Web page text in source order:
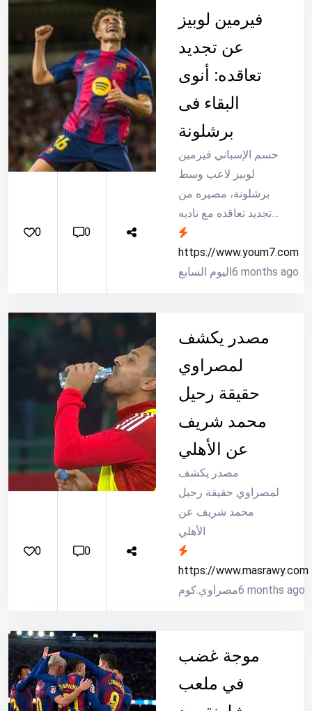
للجراحة لإزالة
الغضروف بالكامل ،
مما يفتح الباب أمام
فصال عظمي تنكسي ،
اطلاق حكم مبدئي عن
[…]
0 0
فيرمين لوبيز
عن تجديد
تعاقده: أنوى
البقاء فى
برشلونة
حسم الإسباني فيرمين
لوبيز لاعب وسط
برشلونة، مصيره من
تجديد تعاقده مع ناديه
الذي ينتهي بنهاية
2029، في ظل رغبة
النادي الكتالوني ببقاء
https://www.youm7.com
اليوم السابع6 months ago
0 0
مصدر يكشف
لمصراوي
حقيقة رحيل
محمد شريف
عن الأهلي
مصدر يكشف
لمصراوي حقيقة رحيل
محمد شريف عن
الأهلي
https://www.masrawy.com
مصراوي.كوم6 months ago
موجة غضب
في ملعب